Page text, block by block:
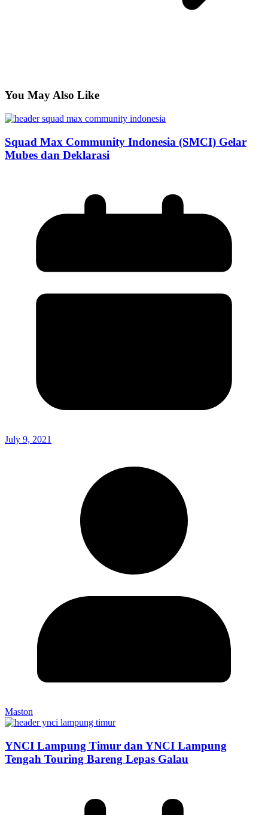
You May Also Like
Squad Max Community Indonesia (SMCI) Gelar
Mubes dan Deklarasi
July 9, 2021
Maston
YNCI Lampung Timur dan YNCI Lampung
Tengah Touring Bareng Lepas Galau